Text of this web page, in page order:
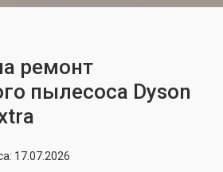
ремонт
пылесоса Dyson
17.07.2026